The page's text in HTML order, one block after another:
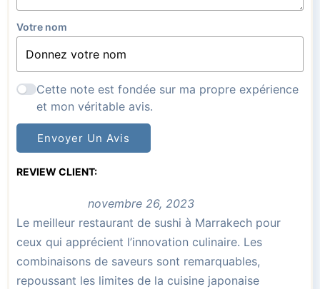
Votre nom
Cette note est fondée sur ma propre expérience
et mon véritable avis.
Envoyer Un Avis
REVIEW CLIENT:
novembre 26, 2023
Le meilleur restaurant de sushi à Marrakech pour
ceux qui apprécient l’innovation culinaire. Les
combinaisons de saveurs sont remarquables,
repoussant les limites de la cuisine japonaise